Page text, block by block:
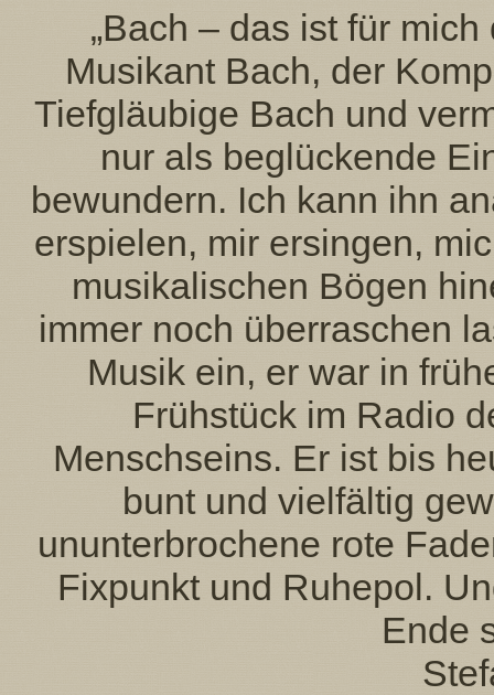
„Bach – das ist für
Musikant Bach, der
Tiefgläubige Bach und
nur als beglückende
bewundern. Ich kann ihn
erspielen, mir ersingen,
musikalischen Bögen
immer noch überraschen
Musik ein, er war in
Frühstück im Radio
Menschseins. Er ist bis
bunt und vielfältig
ununterbrochene rote
Fixpunkt und Ruhepol.
Ende